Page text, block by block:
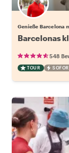
Genieße Barcelona
Barcelonas
548
TOUR